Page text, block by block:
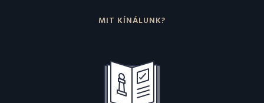
MIT KÍNÁLUNK?